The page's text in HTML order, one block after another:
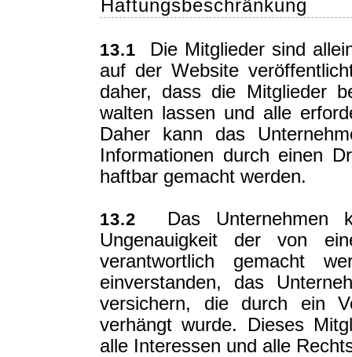
Haftungsbeschränkung
13.1 Die Mitglieder sind
auf der Website
daher, dass die Mitglieder
walten lassen und alle
Daher kann das
Informationen durch einen
haftbar gemacht werden.
13.2 Das Unternehmen
Ungenauigkeit der von
verantwortlich gemacht
einverstanden, das
versichern, die durch ein
verhängt wurde. Dieses
alle Interessen und alle